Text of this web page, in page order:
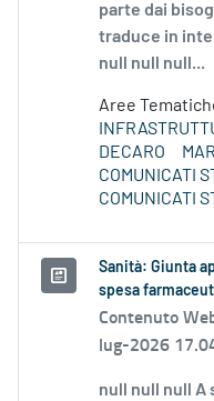
parte dai
traduce in
null null null...
Aree
DECARO
COMUNICATI
COMUNICATI
Sanità: Giunta
spesa
Contenuto
lug-2026
null null null A